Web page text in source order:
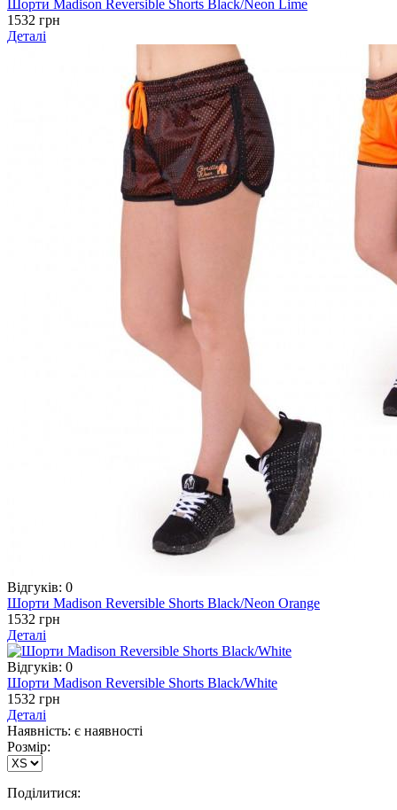
Шорти Madison Reversible Shorts Black/Neon Lime
1532 грн
Деталі
Відгуків: 0
Шорти Madison Reversible Shorts Black/Neon Orange
1532 грн
Деталі
Відгуків: 0
Шорти Madison Reversible Shorts Black/White
1532 грн
Деталі
Наявність: є наявності
Розмір:
Поділитися: